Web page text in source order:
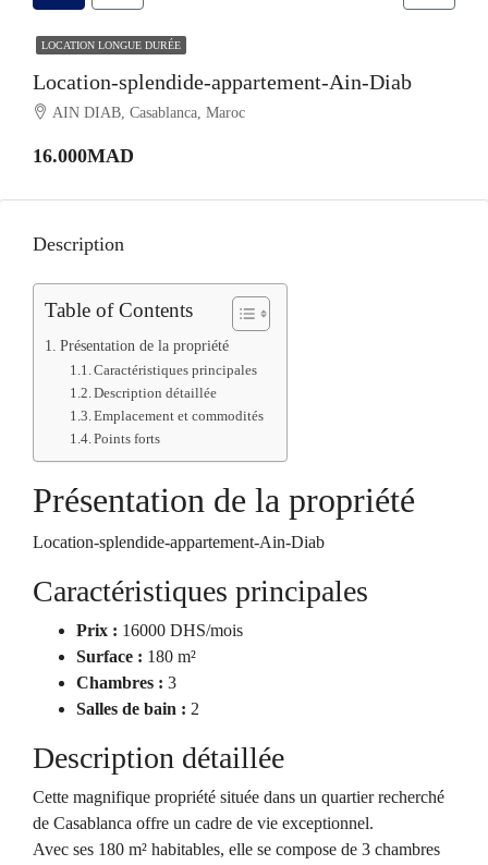
LOCATION LONGUE DURÉE
Location-splendide-appartement-Ain-Diab
AIN DIAB, Casablanca, Maroc
16.000MAD
Description
Table of Contents
Présentation de la propriété
Caractéristiques principales
Description détaillée
Emplacement et commodités
Points forts
Présentation de la propriété
Location-splendide-appartement-Ain-Diab
Caractéristiques principales
Prix : 16000 DHS/mois
Surface : 180 m²
Chambres : 3
Salles de bain : 2
Description détaillée
Cette magnifique propriété située dans un quartier recherché
de Casablanca offre un cadre de vie exceptionnel.
Avec ses 180 m² habitables, elle se compose de 3 chambres